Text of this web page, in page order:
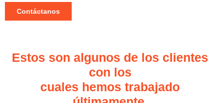
Contáctanos
Estos son algunos de los clientes
con los
cuales hemos trabajado